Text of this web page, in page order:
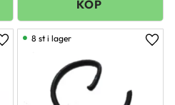
Lägg till i favoriter
8 st i lager